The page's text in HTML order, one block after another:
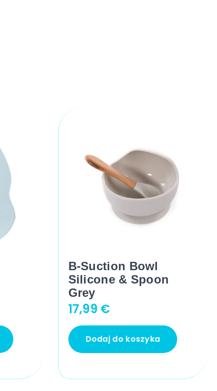
B-Suction Bowl
Silicone & Spoon
Grey
17,99 €
Dodaj do koszyka